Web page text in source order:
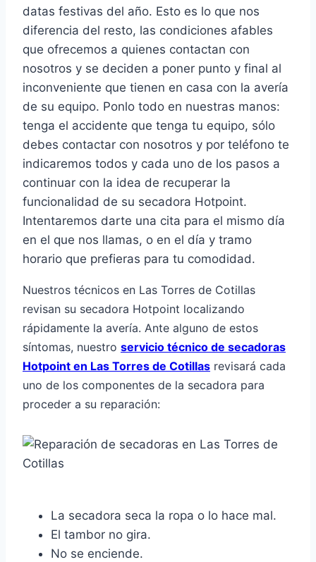
datas festivas del año. Esto es lo que nos
diferencia del resto, las condiciones afables
que ofrecemos a quienes contactan con
nosotros y se deciden a poner punto y final al
inconveniente que tienen en casa con la avería
de su equipo. Ponlo todo en nuestras manos:
tenga el accidente que tenga tu equipo, sólo
debes contactar con nosotros y por teléfono te
indicaremos todos y cada uno de los pasos a
continuar con la idea de recuperar la
funcionalidad de su secadora Hotpoint.
Intentaremos darte una cita para el mismo día
en el que nos llamas, o en el día y tramo
horario que prefieras para tu comodidad.
Nuestros técnicos en Las Torres de Cotillas
revisan su secadora Hotpoint localizando
rápidamente la avería. Ante alguno de estos
síntomas, nuestro servicio técnico de secadoras
Hotpoint en Las Torres de Cotillas revisará cada
uno de los componentes de la secadora para
proceder a su reparación:
La secadora seca la ropa o lo hace mal.
El tambor no gira.
No se enciende.